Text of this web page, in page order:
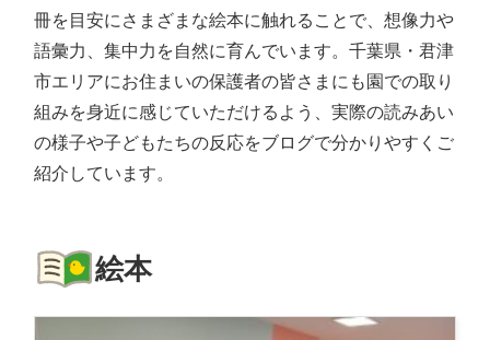
冊を目安にさまざまな絵本に触れることで、想像力や
語彙力、集中力を自然に育んでいます。千葉県・君津
市エリアにお住まいの保護者の皆さまにも園での取り
組みを身近に感じていただけるよう、実際の読みあい
の様子や子どもたちの反応をブログで分かりやすくご
紹介しています。
絵本